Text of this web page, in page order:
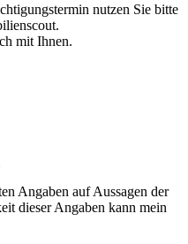
nutzen Sie bitte
mit Ihnen.
Angaben auf Aussagen der
dieser Angaben kann mein